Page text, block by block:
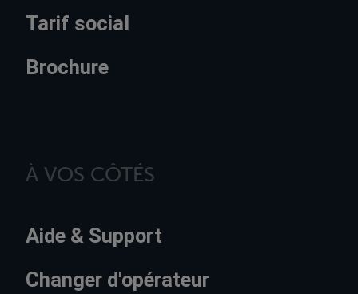
Tarif social
Brochure
À VOS CÔTÉS
Aide & Support
Changer d'opérateur